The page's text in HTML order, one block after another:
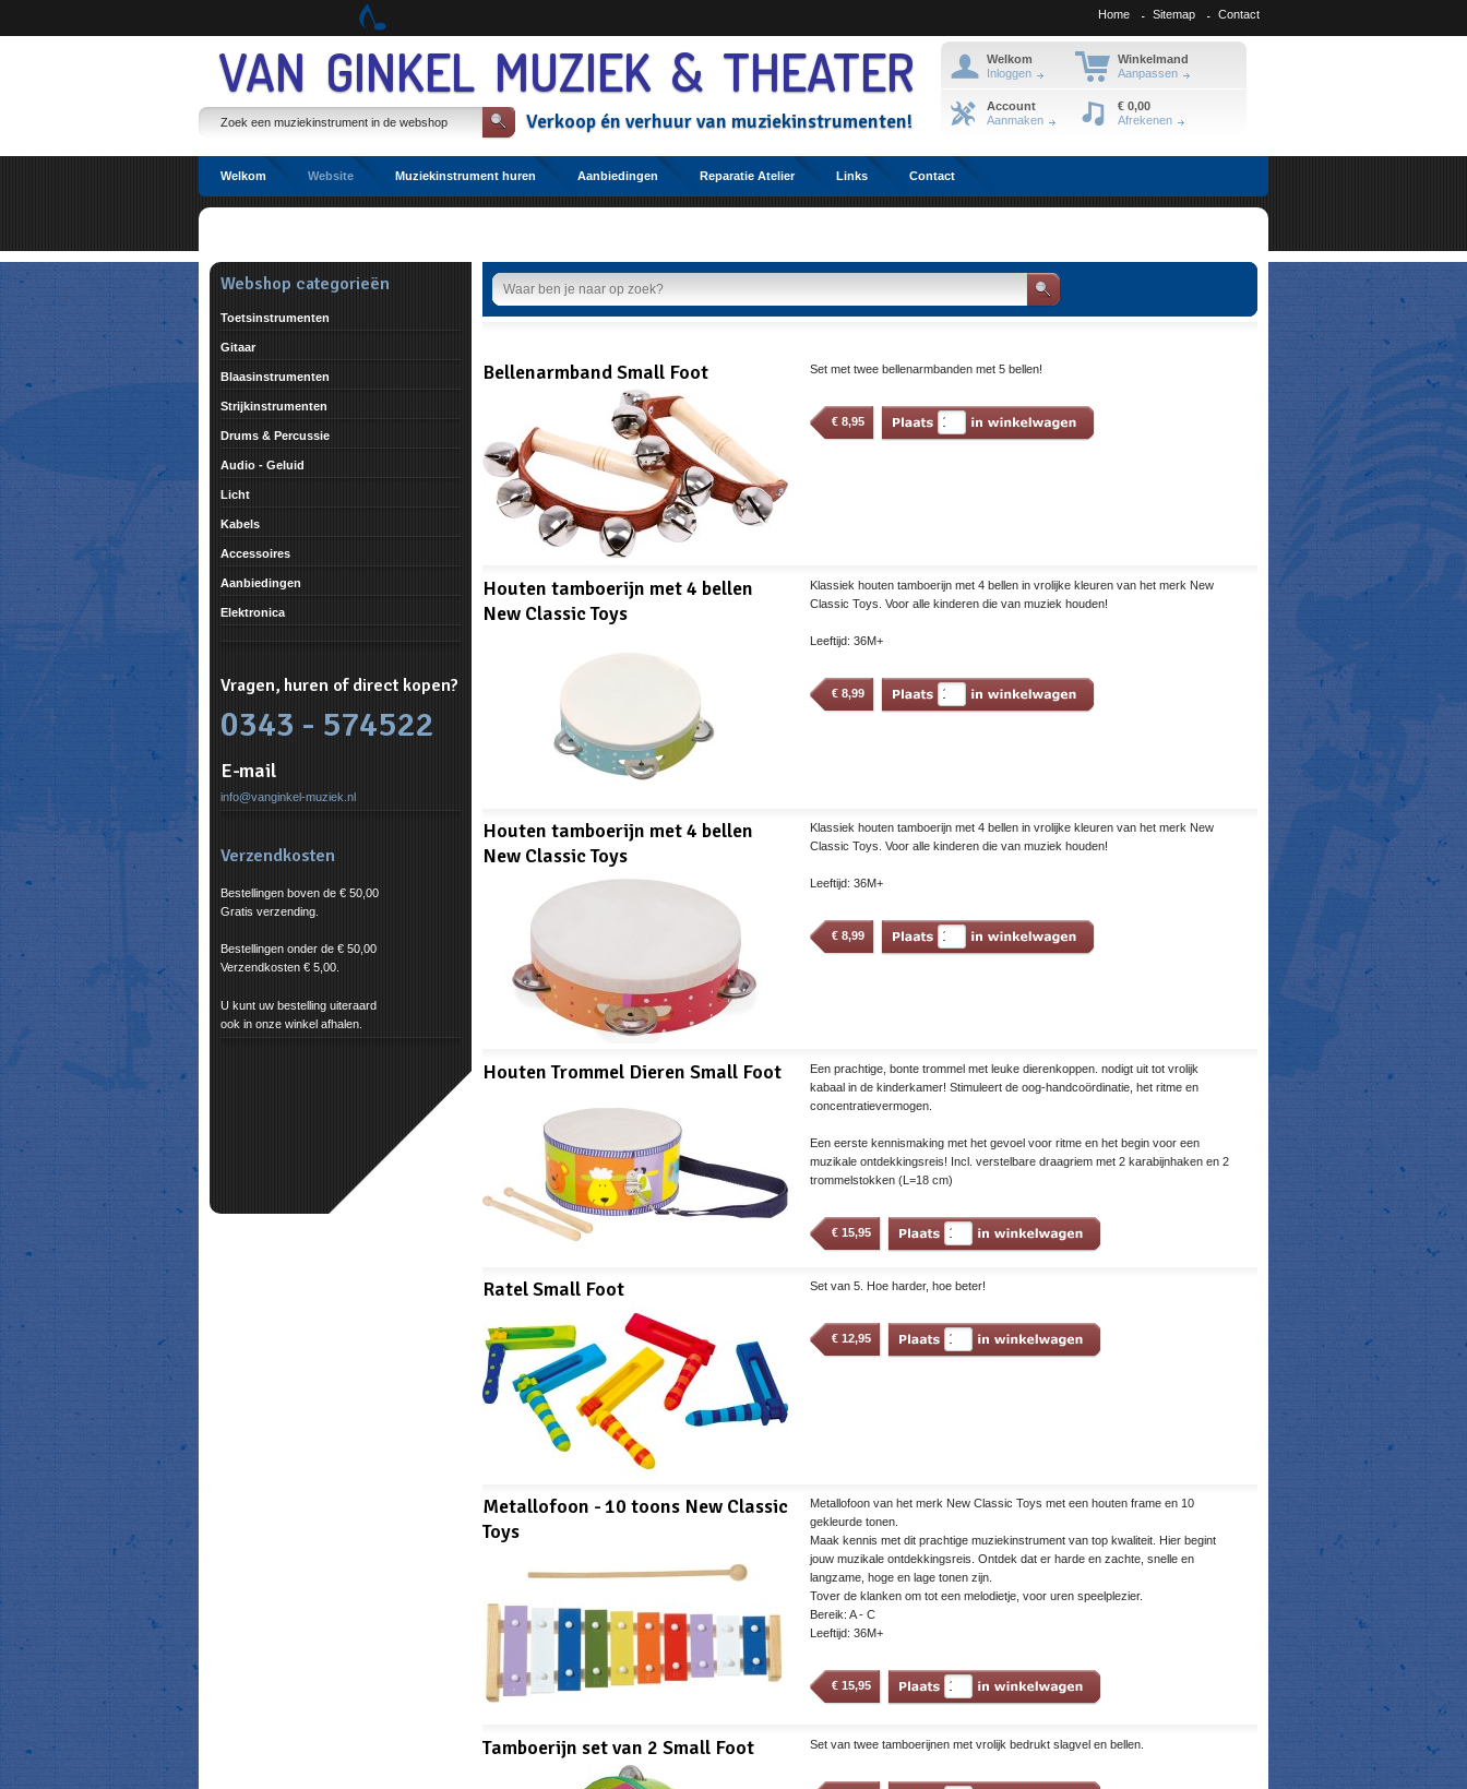
het
VAN GINKEL MUZIEK & THEATER
Verkoopén verhuurvan muziekinstrumenten!
Etalage
Bellenarmband Small Foot Set met twee bellenarmbanden met 5 bellen!
€ 8,95
Houten tamboerijn met 4 bellen
New Classic Toys
Klassiek houten tamboerijn met 4 bellen in vrolijke kleuren van het merk New
Classic Toys. Voor alle kinderen die van muziek houden!
Leeftijd: 36M+
€ 8,99
Houten tamboerijn met 4 bellen
New Classic Toys
Klassiek houten tamboerijn met 4 bellen in vrolijke kleuren van het merk New
Classic Toys. Voor alle kinderen die van muziek houden!
Leeftijd: 36M+
€ 8,99
Houten Trommel Dieren Small Foot
Een prachtige, bonte trommel met leuke dierenkoppen. nodigt uit tot vrolijk
kabaal in de kinderkamer! Stimuleert de oog-handcoördinatie, het ritme en
concentratievermogen.
Een eerste kennismaking met het gevoel voor ritme en het begin voor een
muzikale ontdekkingsreis! Incl. verstelbare draagriem met 2 karabijnhaken en 2
trommelstokken (L=18 cm)
€ 15,95
Ratel Small Foot Set van 5. Hoe harder, hoe beter!
€ 12,95
Metallofoon - 10 toons New Classic
Toys
Metallofoon van het merk New Classic Toys met een houten frame en 10
gekleurde tonen.
Maak kennis met dit prachtige muziekinstrument van top kwaliteit. Hier begint
jouw muzikale ontdekkingsreis. Ontdek dat er harde en zachte, snelle en
langzame, hoge en lage tonen zijn.
Tover de klanken om tot een melodietje, voor uren speelplezier.
Bereik: A - C
Leeftijd: 36M+
€ 15,95
Tamboerijn set van 2 Small Foot Set van twee tamboerijnen met vrolijk bedrukt slagvel en bellen.
Webshop categorieën
Toetsinstrumenten
Gitaar
Blaasinstrumenten
Strijkinstrumenten
Drums & Percussie
Audio - Geluid
Licht
Kabels
Accessoires
Aanbiedingen
Elektronica
Vragen, huren of direct kopen?
0343 - 574522
E-mail
info@vanginkel-muziek.nl
Verzendkosten
Bestellingen boven de € 50,00
Gratis verzending.
Bestellingen onder de € 50,00
Verzendkosten € 5,00.
U kunt uw bestelling uiteraard
ook in onze winkel afhalen.
Welkom Website Muziekinstrument huren Aanbiedingen Reparatie Atelier Links Contact
Home Sitemap Contact
Welkom
Inloggen
Account
Aanmaken
Winkelmand
Aanpassen
€ 0,00
Afrekenen